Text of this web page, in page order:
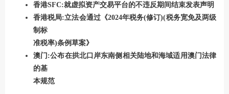
香港SFC:就虚拟资产交易平台的不违反期间结束发表声明
香港税局:立法会通过《2024年税务(修订)(税务宽免及两级
制标
准税率)条例草案》
澳门:公布在拱北口岸东南侧相关陆地和海域适用澳门法律
的基
本规范